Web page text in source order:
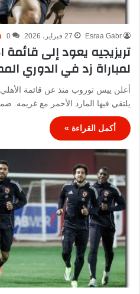
Esraa Gabr 27 فبراير، 2026 0
تريزيجيه يعود إلى قائمة
لمباراة زد في الدوري المصري
أعلن ييس توروب منذ عن قائمة
يلتقي فيها المارد الأحمر مع غريمه.
أكمل القراءة »